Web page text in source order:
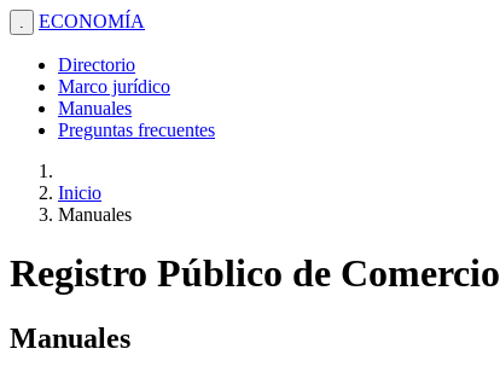
. ECONOMÍA
Directorio
Marco jurídico
Manuales
Preguntas frecuentes
Inicio
Manuales
Registro Público de Comercio
Manuales